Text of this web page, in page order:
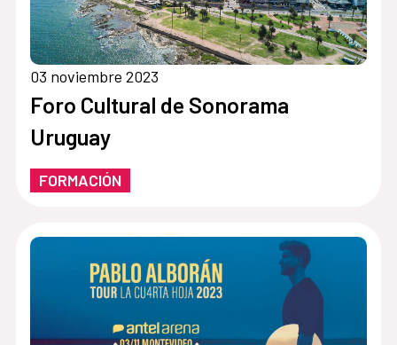
03 noviembre 2023
Foro Cultural de Sonorama
Uruguay
FORMACIÓN